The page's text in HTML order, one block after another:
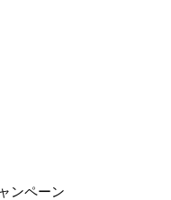
ンペーン